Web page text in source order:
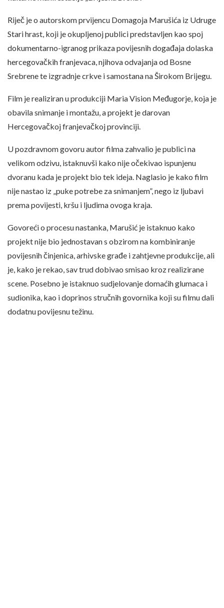
Riječ je o autorskom prvijencu Domagoja Marušića iz Udruge
Stari hrast, koji je okupljenoj publici predstavljen kao spoj
dokumentarno-igranog prikaza povijesnih događaja dolaska
hercegovačkih franjevaca, njihova odvajanja od Bosne
Srebrene te izgradnje crkve i samostana na Širokom Brijegu.
Film je realiziran u produkciji Maria Vision Međugorje, koja je
obavila snimanje i montažu, a projekt je darovan
Hercegovačkoj franjevačkoj provinciji.
U pozdravnom govoru autor filma zahvalio je publici na
velikom odzivu, istaknuvši kako nije očekivao ispunjenu
dvoranu kada je projekt bio tek ideja. Naglasio je kako film
nije nastao iz „puke potrebe za snimanjem”, nego iz ljubavi
prema povijesti, kršu i ljudima ovoga kraja.
Govoreći o procesu nastanka, Marušić je istaknuo kako
projekt nije bio jednostavan s obzirom na kombiniranje
povijesnih činjenica, arhivske građe i zahtjevne produkcije, ali
je, kako je rekao, sav trud dobivao smisao kroz realizirane
scene. Posebno je istaknuo sudjelovanje domaćih glumaca i
sudionika, kao i doprinos stručnih govornika koji su filmu dali
dodatnu povijesnu težinu.